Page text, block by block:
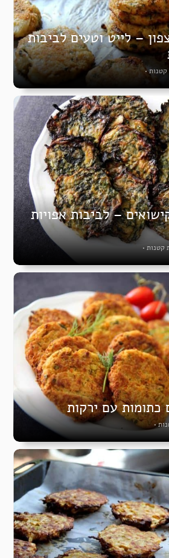
– לייט וטעים לביבות
קטנות•
– לביבות אפויות
קטנות •
כתומות עם ירקות
•